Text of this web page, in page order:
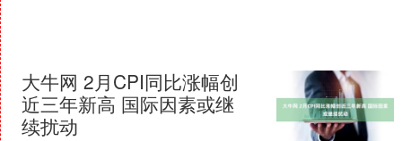
大牛网 2月CPI同比涨幅创
近三年新高 国际因素或继
续扰动